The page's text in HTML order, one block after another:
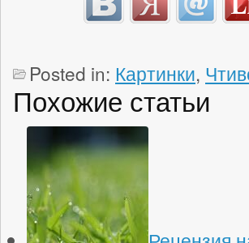
Posted in: Картинки,
Похожие статьи